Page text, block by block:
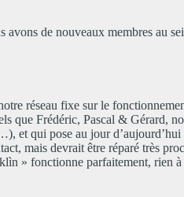
avons de nouveaux membres au
réseau fixe sur le
que Frédéric, Pascal & Gérard,
et qui pose au jour
mais devrait être réparé très
» fonctionne parfaitement, rien à